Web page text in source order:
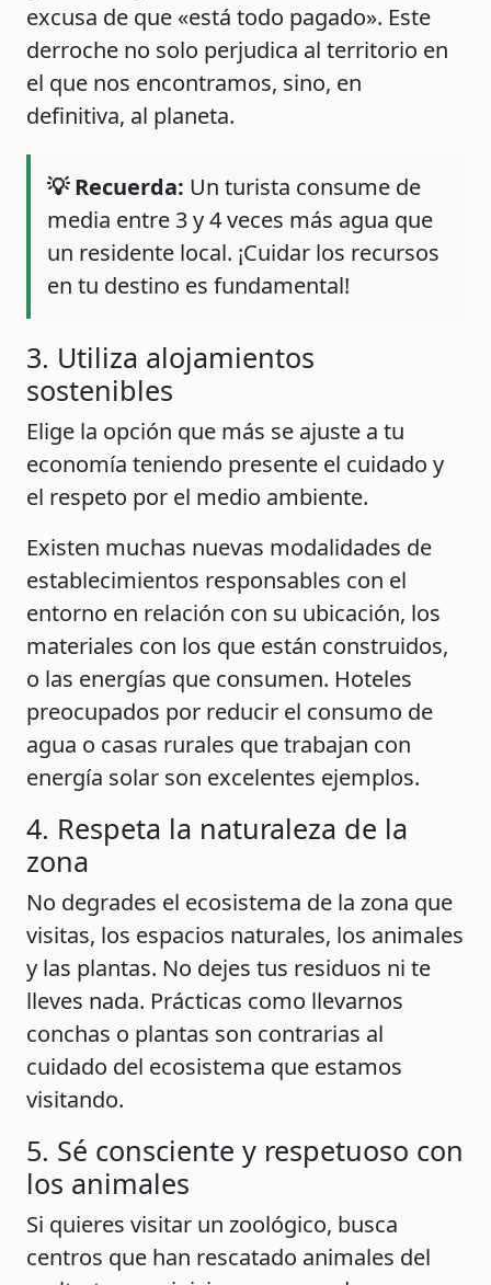
excusa de que «está todo pagado». Este
derroche no solo perjudica al territorio en
el que nos encontramos, sino, en
definitiva, al planeta.
💡 Recuerda: Un turista consume de
media entre 3 y 4 veces más agua que
un residente local. ¡Cuidar los recursos
en tu destino es fundamental!
3. Utiliza alojamientos
sostenibles
Elige la opción que más se ajuste a tu
economía teniendo presente el cuidado y
el respeto por el medio ambiente.
Existen muchas nuevas modalidades de
establecimientos responsables con el
entorno en relación con su ubicación, los
materiales con los que están construidos,
o las energías que consumen. Hoteles
preocupados por reducir el consumo de
agua o casas rurales que trabajan con
energía solar son excelentes ejemplos.
4. Respeta la naturaleza de la
zona
No degrades el ecosistema de la zona que
visitas, los espacios naturales, los animales
y las plantas. No dejes tus residuos ni te
lleves nada. Prácticas como llevarnos
conchas o plantas son contrarias al
cuidado del ecosistema que estamos
visitando.
5. Sé consciente y respetuoso con
los animales
Si quieres visitar un zoológico, busca
centros que han rescatado animales del